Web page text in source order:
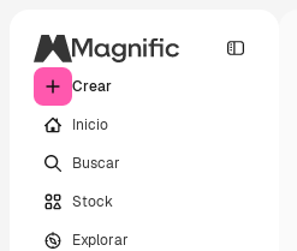
Crear
Inicio
Buscar
Stock
Explorar